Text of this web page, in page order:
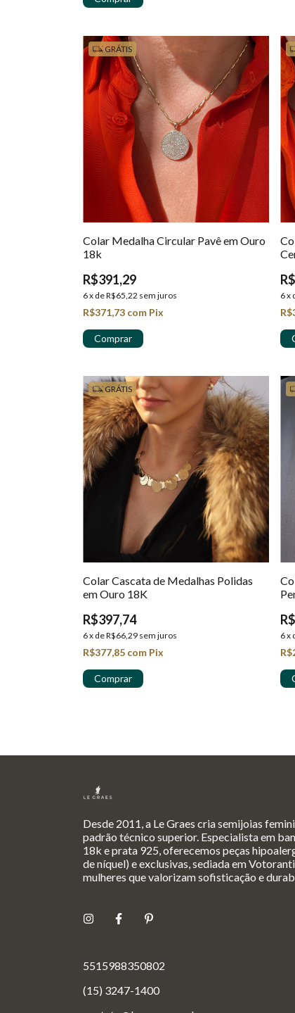
GRÁTIS
Colar Medalha Circular Pavê em Ouro
18k
R$391,29
6x deR$65,22 sem juros
R$371,73 com Pix
6x
GRÁTIS
Colar Cascata de Medalhas Polidas
em Ouro 18K
R$397,74
6x deR$66,29 sem juros
R$377,85 com Pix
6x
Desde 2011, a Le Graes cria semijoias
padrão técnico superior. Especialista em
18k e prata 925, oferecemos peças
de níquel) e exclusivas, sediada em
mulheres que valorizam sofisticação e
5515988350802
(15) 3247-1400